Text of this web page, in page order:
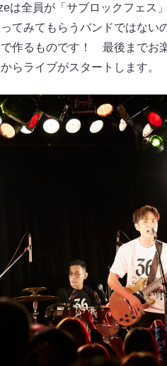
は全員が「サブロックフェス
てみてもらうバンドではない
作るものです！ 最後までお
らライブがスタートします。